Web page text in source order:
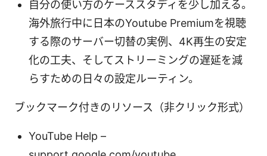
自分の使い方のケーススタディを少し加える。
海外旅行中に日本のYoutube Premiumを視聴
する際のサーバー切替の実例、4K再生の安定
化の工夫、そしてストリーミングの遅延を減
らすための日々の設定ルーティン。
ブックマーク付きのリソース（非クリック形式）
YouTube Help –